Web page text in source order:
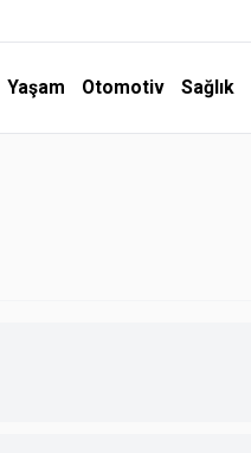
Yaşam Otomotiv Sağlık